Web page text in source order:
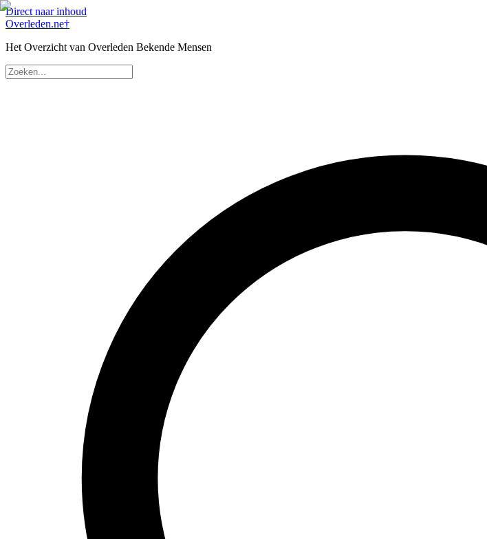
Direct naar inhoud
Overleden.ne†
Het Overzicht van Overleden Bekende Mensen